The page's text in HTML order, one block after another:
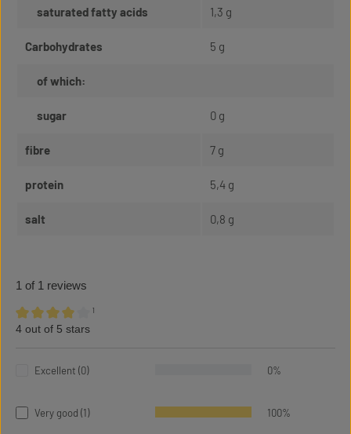
saturated fatty acids 1,3 g
Carbohydrates 5 g
of which:
sugar 0 g
fibre 7 g
protein 5,4 g
salt 0,8 g
1 of 1 reviews
Average rating of 4 out of 5 stars
¹
4 out of 5 stars
Excellent (0) 0%
Very good (1) 100%